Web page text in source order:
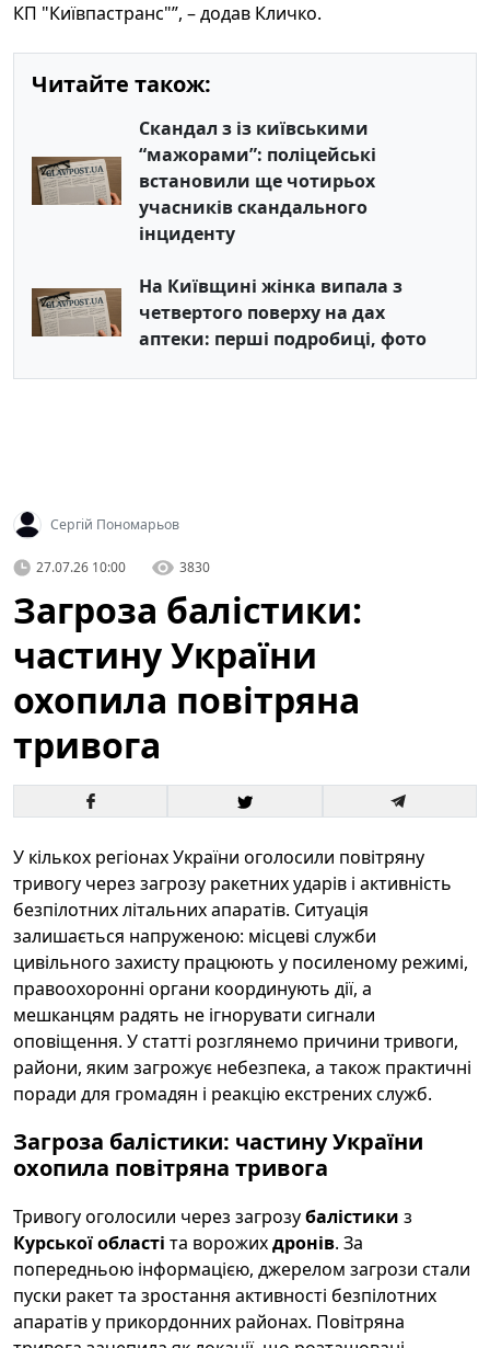
КП "Київпастранс"”, – додав Кличко.
Читайте також:
Скандал з із київськими
“мажорами”: поліцейські
встановили ще чотирьох
учасників скандального
інциденту
На Київщині жінка випала з
четвертого поверху на дах
аптеки: перші подробиці, фото
Сергій Пономарьов
27.07.26 10:00 3830
Загроза балістики:
частину України
охопила повітряна
тривога
У кількох регіонах України оголосили повітряну
тривогу через загрозу ракетних ударів і активність
безпілотних літальних апаратів. Ситуація
залишається напруженою: місцеві служби
цивільного захисту працюють у посиленому режимі,
правоохоронні органи координують дії, а
мешканцям радять не ігнорувати сигнали
оповіщення. У статті розглянемо причини тривоги,
райони, яким загрожує небезпека, а також практичні
поради для громадян і реакцію екстрених служб.
Загроза балістики: частину України
охопила повітряна тривога
Тривогу оголосили через загрозубалістики з
Курської області та ворожихдронів. За
попередньою інформацією, джерелом загрози стали
пуски ракет та зростання активності безпілотних
апаратів у прикордонних районах. Повітряна